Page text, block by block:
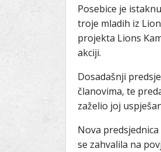
Posebice je
troje mladih iz
projekta Lions
akciji.
Dosadašnji
članovima, te
zaželio joj
Nova
se zahvalila na